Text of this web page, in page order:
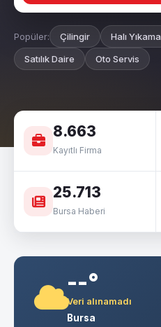
Popüler: Çilingir Halı Yıkama
Satılık Daire
Oto Servis
8.663
Kayıtlı Firma
25.713
Bursa Haberi
--°
Veri alınamadı
Bursa